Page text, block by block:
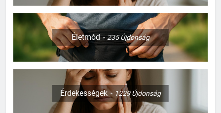
Életmód 235Újdonság
Érdekességek 1229Újdonság